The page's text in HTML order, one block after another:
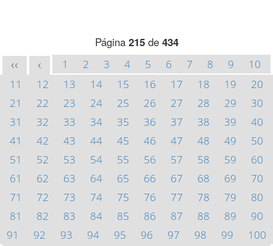
Página 215de 434
<< < 1 2 3 4 5 6 7 8 9
10
11
12 13 14 15 16 17 18 19
20
21
22 23 24 25 26 27 28 29
30
31
32 33 34 35 36 37 38 39
40
41
42 43 44 45 46 47 48 49
50
51
52 53 54 55 56 57 58 59
60
61
62 63 64 65 66 67 68 69
70
71
72 73 74 75 76 77 78 79
80
81
82 83 84 85 86 87 88 89
90
91
92 93 94 95 96 97 98 99
100